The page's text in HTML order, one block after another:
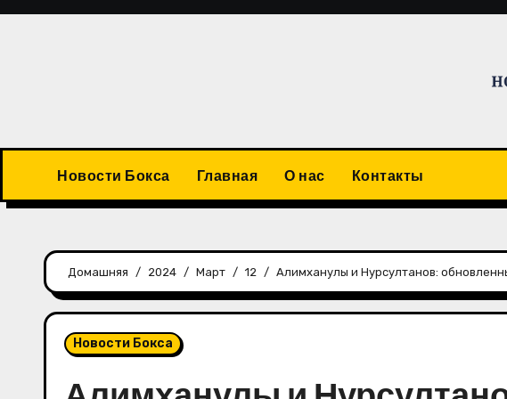
Перейти
Новости Бокса Главная О нас Контакты
Домашняя 2024 Март 12 Алимханулы и Нурсултанов:
Новости Бокса